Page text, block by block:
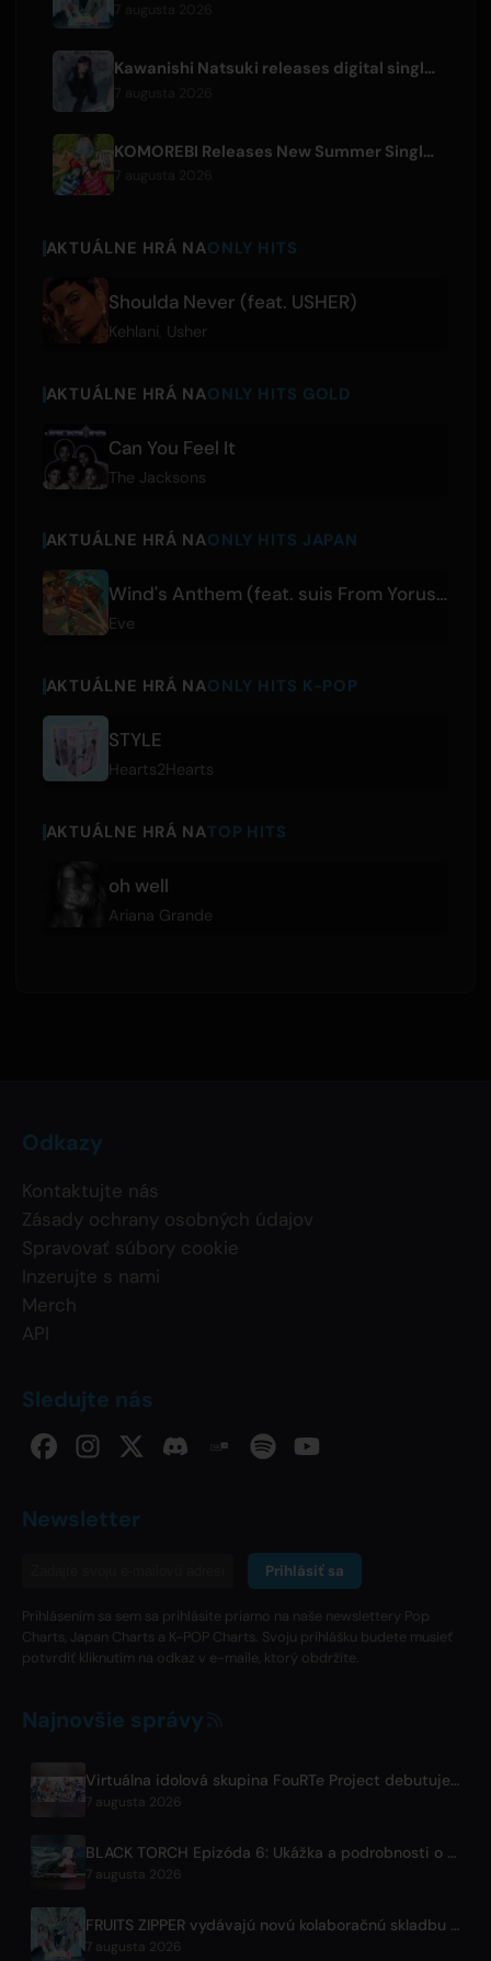
Kawanishi Natsuki releases digital single 'Sayonara wa Ichiban Kirei na Atashi de'
KOMOREBI Releases New Summer Single 'Letsu Natsu'
AKTUÁLNE HRÁ NAONLY HITS
Shoulda Never (feat. USHER)
Kehlani Usher
AKTUÁLNE HRÁ NAONLY HITS GOLD
Can You Feel It
The Jacksons
AKTUÁLNE HRÁ NAONLY HITS JAPAN
Wind's Anthem (feat. suis From Yorushika)
Eve
AKTUÁLNE HRÁ NAONLY HITS K-POP
STYLE
Hearts2Hearts
AKTUÁLNE HRÁ NATOP HITS
oh well
Ariana Grande
Odkazy
Kontaktujte nás
Zásady ochrany osobných údajov
Spravovať súbory cookie
Inzerujte s nami
Merch
API
Sledujte nás
Newsletter
Prihlásiť sa
Prihlásením sa sem sa prihlásite priamo na naše newslettery Pop
Charts, Japan Charts a K-POP Charts. Svoju prihlášku budete musieť
potvrdiť kliknutím na odkaz v e-maile, ktorý obdržíte.
Najnovšie správy
Virtuálna idolová skupina FouRTe Project debutuje s albumom 'ALL IN' od producenta ☆Taku Takahashiho (m-flo)
7 augusta 2026
BLACK TORCH Epizóda 6: Ukážka a podrobnosti o streamovaní
7 augusta 2026
FRUITS ZIPPER vydávajú novú kolaboračnú skladbu '1,2,3,FOOOOUR'
7 augusta 2026